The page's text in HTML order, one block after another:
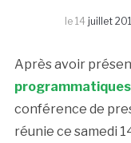
le 14 juillet
Après avoir
programmatiques
conférence de
réunie ce samedi